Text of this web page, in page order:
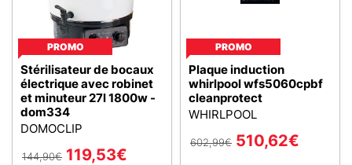
PROMO
Stérilisateur de bocaux
électrique avec robinet
et minuteur 27l 1800w -
dom334
DOMOCLIP
144,90€ 119,53€
PROMO
Plaque induction
whirlpool wfs5060cpbf
cleanprotect
WHIRLPOOL
602,99€ 510,62€